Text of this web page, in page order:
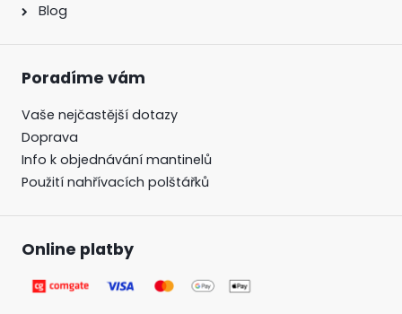
Blog
Poradíme vám
Vaše nejčastější dotazy
Doprava
Info k objednávání mantinelů
Použití nahřívacích polštářků
Online platby